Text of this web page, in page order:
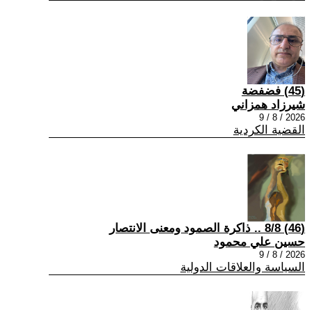
(45) فضفضة
شيرزاد همزاني
2026 / 8 / 9
القضية الكردية
(46) 8/8 .. ذاكرة الصمود ومعنى الانتصار
حسين علي محمود
2026 / 8 / 9
السياسة والعلاقات الدولية